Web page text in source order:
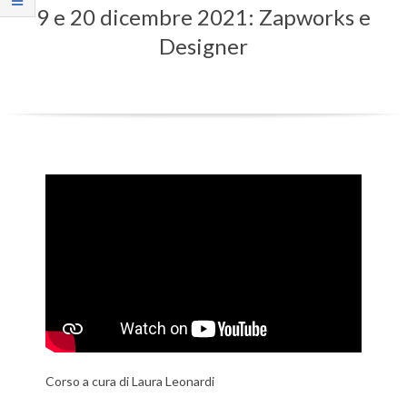
Menu9 e 20 dicembre 2021: Zapworks e
Designer
Corso a cura di Laura Leonardi